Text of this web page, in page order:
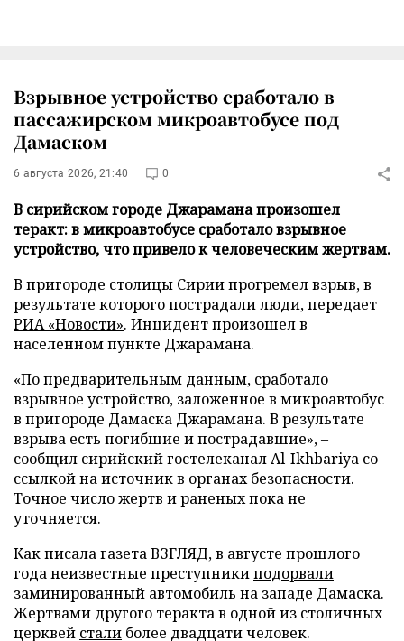
Взрывное устройство сработало в
пассажирском микроавтобусе под
Дамаском
6 августа 2026, 21:40 0
В сирийском городе Джарамана произошел
теракт: в микроавтобусе сработало взрывное
устройство, что привело к человеческим жертвам.
В пригороде столицы Сирии прогремел взрыв, в
результате которого пострадали люди, передает
РИА «Новости». Инцидент произошел в
населенном пункте Джарамана.
«По предварительным данным, сработало
взрывное устройство, заложенное в микроавтобус
в пригороде Дамаска Джарамана. В результате
взрыва есть погибшие и пострадавшие», –
сообщил сирийский гостелеканал Al-Ikhbariya со
ссылкой на источник в органах безопасности.
Точное число жертв и раненых пока не
уточняется.
Как писала газета ВЗГЛЯД, в августе прошлого
года неизвестные преступникиподорвали
заминированный автомобиль на западе Дамаска.
Жертвами другого теракта в одной из столичных
церквей стали более двадцати человек.